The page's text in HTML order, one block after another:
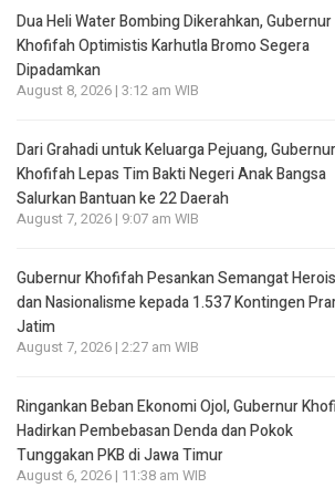
Dua Heli Water Bombing Dikerahkan, Gubernur
Khofifah Optimistis Karhutla Bromo Segera
Dipadamkan
August 8, 2026 | 3:12 am WIB
Dari Grahadi untuk Keluarga Pejuang, Gubernur
Khofifah Lepas Tim Bakti Negeri Anak Bangsa
Salurkan Bantuan ke 22 Daerah
August 7, 2026 | 9:07 am WIB
Gubernur Khofifah Pesankan Semangat
dan Nasionalisme kepada 1.537 Kontingen
Jatim
August 7, 2026 | 2:27 am WIB
Ringankan Beban Ekonomi Ojol, Gubernur
Hadirkan Pembebasan Denda dan Pokok
Tunggakan PKB di Jawa Timur
August 6, 2026 | 11:38 am WIB